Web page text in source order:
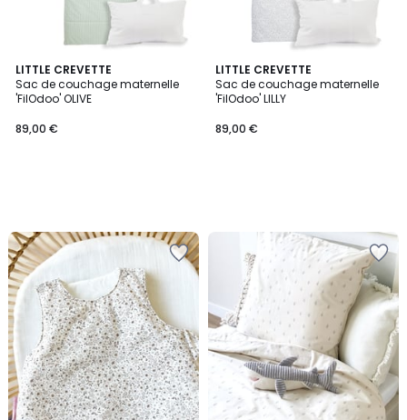
LITTLE CREVETTE
Sac de couchage maternelle
'FilOdoo' OLIVE
89,00 €
LITTLE CREVETTE
Sac de couchage maternelle
'FilOdoo' LILLY
89,00 €